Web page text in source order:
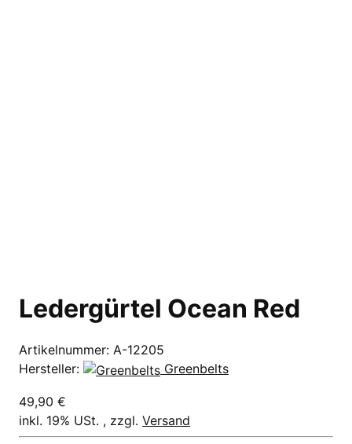
Ledergürtel Ocean Red
Artikelnummer: A-12205
Hersteller:
Greenbelts
49,90 €
inkl. 19% USt. , zzgl. Versand